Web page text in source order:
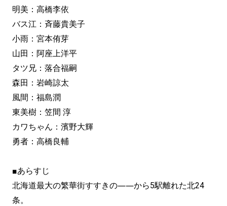
明美：高橋李依
バス江：斉藤貴美子
小雨：宮本侑芽
山田：阿座上洋平
タツ兄：落合福嗣
森田：岩崎諒太
風間：福島潤
東美樹：笠間 淳
カワちゃん：濱野大輝
勇者：高橋良輔
■あらすじ
北海道最大の繁華街すすきの――から5駅離れた北24
条。